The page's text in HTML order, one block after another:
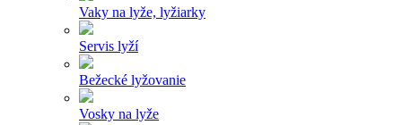
Vaky na lyže, lyžiarky
Servis lyží
Bežecké lyžovanie
Vosky na lyže